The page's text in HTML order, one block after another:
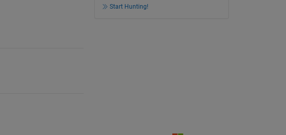
Start Hunting!